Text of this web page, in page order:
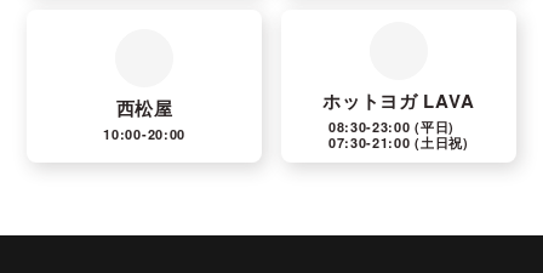
西松屋
10:00-20:00
ホットヨガ LAVA
08:30-23:00(平日)
07:30-21:00(土日祝)